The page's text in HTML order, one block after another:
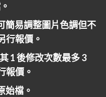
簡易調整圖片色調但不
行報價。
1 後修改次數最多 3
報價。
始檔。